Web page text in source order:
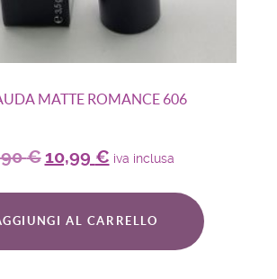
MATTE ROMANCE 606
€10,99 € iva inclusa
AL CARRELLO